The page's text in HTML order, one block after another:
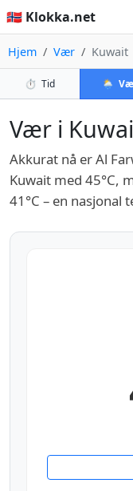
🇳🇴 Klokka.net
Hjem Vær Kuwait
⏱️ Tid 🌦️
Vær i
Akkurat nå er Al
Kuwait med 45°C,
41°C – en nasjonal